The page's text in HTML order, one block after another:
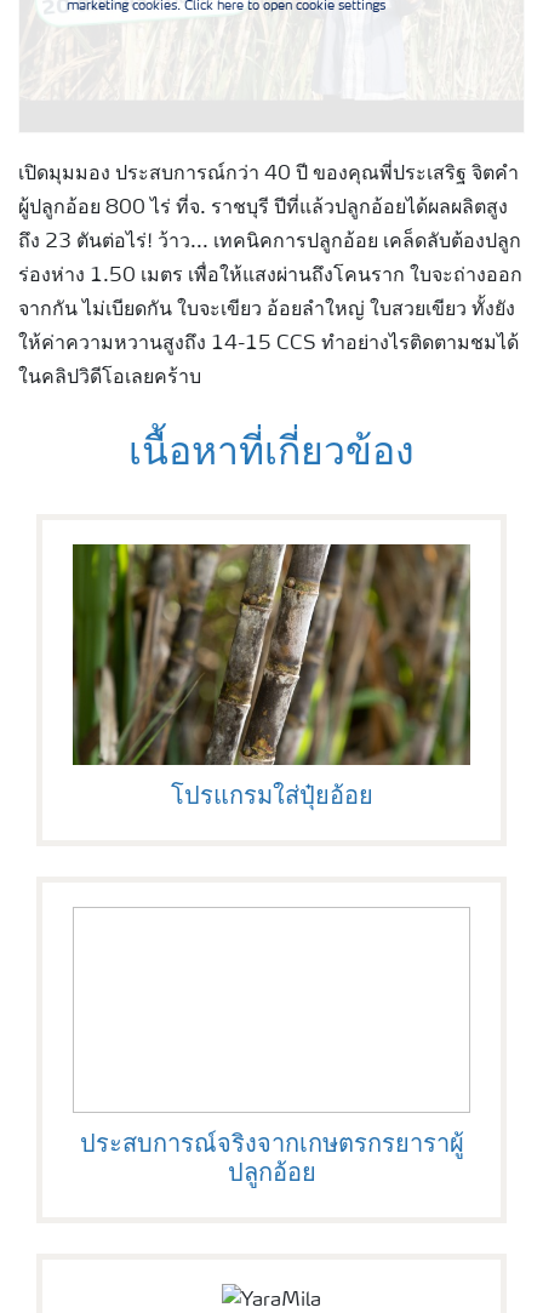
marketing cookies. Click here to open cookie settings
เปิดมุมมอง ประสบการณ์กว่า 40 ปี ของคุณพี่ประเสริฐ จิตคำ
ผู้ปลูกอ้อย 800 ไร่ ที่จ. ราชบุรี ปีที่แล้วปลูกอ้อยได้ผลผลิตสูง
ถึง 23 ตันต่อไร่! ว้าว... เทคนิคการปลูกอ้อย เคล็ดลับต้องปลูก
ร่องห่าง 1.50 เมตร เพื่อให้แสงผ่านถึงโคนราก ใบจะถ่างออก
จากกัน ไม่เบียดกัน ใบจะเขียว อ้อยลำใหญ่ ใบสวยเขียว ทั้งยัง
ให้ค่าความหวานสูงถึง 14-15 CCS ทำอย่างไรติดตามชมได้
ในคลิปวิดีโอเลยคร้าบ
เนื้อหาที่เกี่ยวข้อง
โปรแกรมใส่ปุ๋ยอ้อย
ประสบการณ์จริงจากเกษตรกรยาราผู้
ปลูกอ้อย